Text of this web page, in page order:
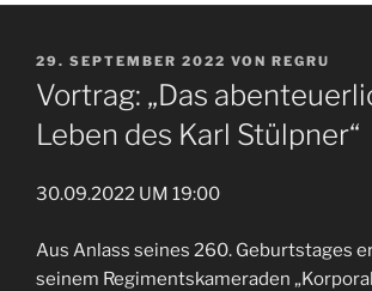
VERÖFFENTLICHT
AM
29. SEPTEMBER 2022 VON REGRU
Vortrag: „Das
Leben des Karl Stülpner“
30.09.2022 UM 19:00
Aus Anlass seines 260. Geburtstages
seinem Regimentskameraden